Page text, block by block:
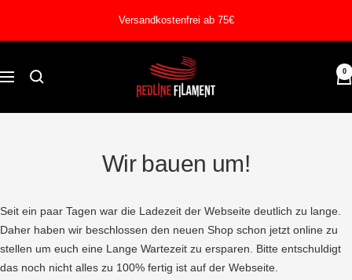
Versandkostenfrei ab 75€
Navigation
REDLINE
FILAMENT
0
Wir bauen um!
Seit ein paar Tagen war die Ladezeit der Webseite deutlich zu lange.
Daher haben wir beschlossen den neuen Shop schon jetzt online zu
stellen um euch eine Lange Wartezeit zu ersparen. Bitte entschuldigt
das noch nicht alles zu 100% fertig ist auf der Webseite.